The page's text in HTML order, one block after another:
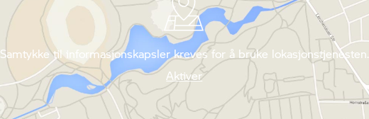
Samtykke til informasjonskapsler kreves for å bruke lokasjonstjenesten.
Aktiver